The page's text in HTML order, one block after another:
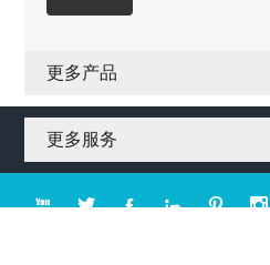
更多产品
更多服务
     